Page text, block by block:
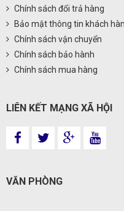
Chính sách đổi trả hàng
Bảo mật thông tin khách
Chính sách vận chuyển
Chính sách bảo hành
Chính sách mua hàng
LIÊN KẾT MẠNG XÃ HỘI
VĂN PHÒNG